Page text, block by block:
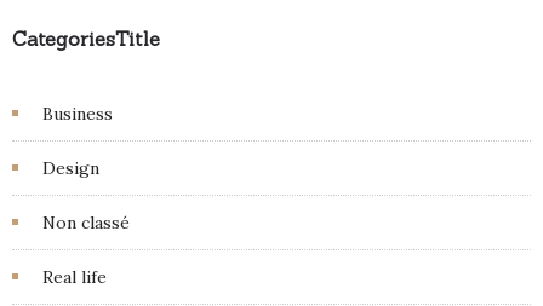
CategoriesTitle
Business
Design
Non classé
Real life